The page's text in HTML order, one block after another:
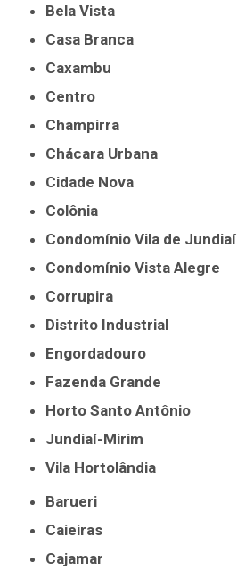
Bela Vista
Casa Branca
Caxambu
Centro
Champirra
Chácara Urbana
Cidade Nova
Colônia
Condomínio Vila de Jundiaí
Condomínio Vista Alegre
Corrupira
Distrito Industrial
Engordadouro
Fazenda Grande
Horto Santo Antônio
Jundiaí-Mirim
Vila Hortolândia
Barueri
Caieiras
Cajamar